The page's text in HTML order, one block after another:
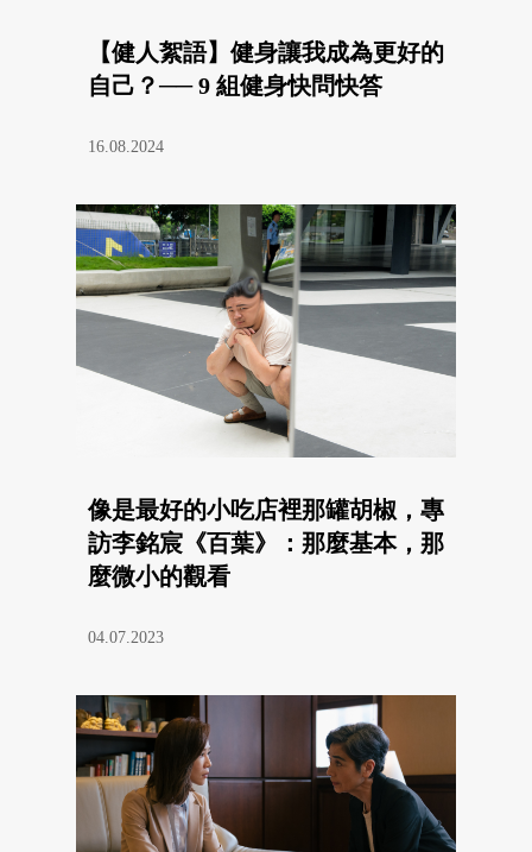
【健人絮語】健身讓我成為更好的
自己？── 9 組健身快問快答
16.08.2024
像是最好的小吃店裡那罐胡椒，專
訪李銘宸《百葉》：那麼基本，那
麼微小的觀看
04.07.2023